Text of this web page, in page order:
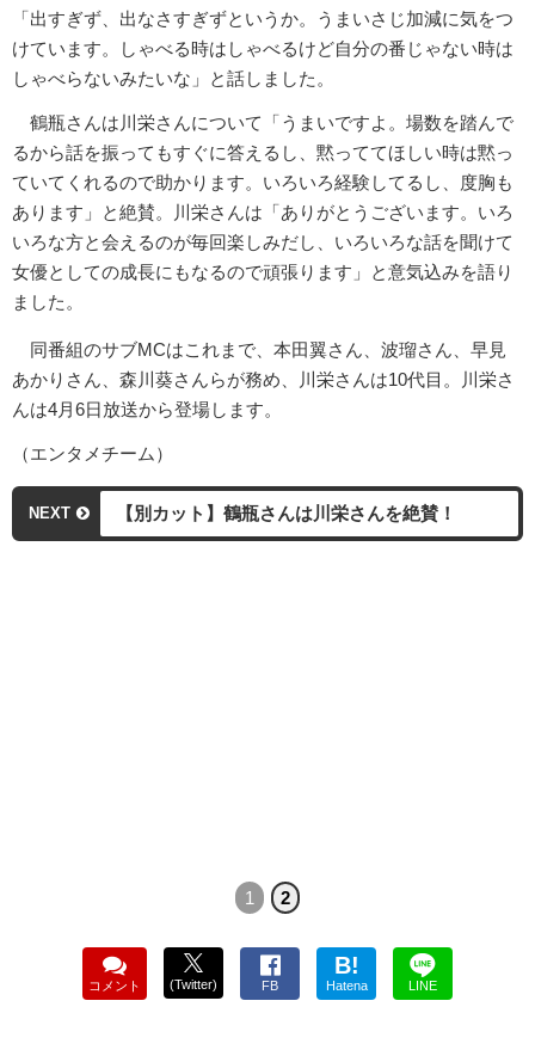
「出すぎず、出なさすぎずというか。うまいさじ加減に気をつ
けています。しゃべる時はしゃべるけど自分の番じゃない時は
しゃべらないみたいな」と話しました。
鶴瓶さんは川栄さんについて「うまいですよ。場数を踏んで
るから話を振ってもすぐに答えるし、黙っててほしい時は黙っ
ていてくれるので助かります。いろいろ経験してるし、度胸も
あります」と絶賛。川栄さんは「ありがとうございます。いろ
いろな方と会えるのが毎回楽しみだし、いろいろな話を聞けて
女優としての成長にもなるので頑張ります」と意気込みを語り
ました。
同番組のサブMCはこれまで、本田翼さん、波瑠さん、早見
あかりさん、森川葵さんらが務め、川栄さんは10代目。川栄さ
んは4月6日放送から登場します。
（エンタメチーム）
NEXT 【別カット】鶴瓶さんは川栄さんを絶賛！
1 2
コメント (Twitter) FB
B!
Hatena LINE